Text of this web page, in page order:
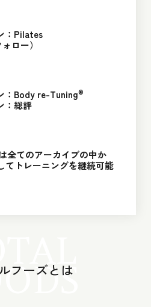
：Pilates
ロー）
：Body re-Tuning®︎
：総評
全てのアーカイブの中か
てトレーニングを継続可能
フーズとは